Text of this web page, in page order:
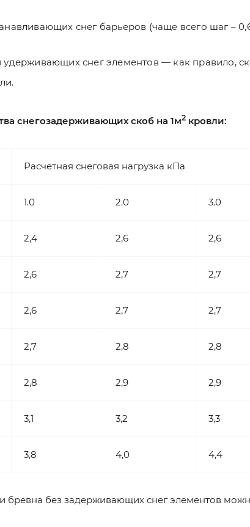
снег барьеров (чаще всего шаг –
удерживающих снег элементов — как правило,
снегозадерживающих скоб на 1м2 кровли:
Расчетная снеговая нагрузка кПа
1.0 2.0 3.0
2,4 2,6 2,6
2,6 2,7 2,7
2,6 2,7 2,7
2,7 2,8 2,8
2,8 2,9 2,9
3,1 3,2 3,3
3,8 4,0 4,4
без задерживающих снег элементов